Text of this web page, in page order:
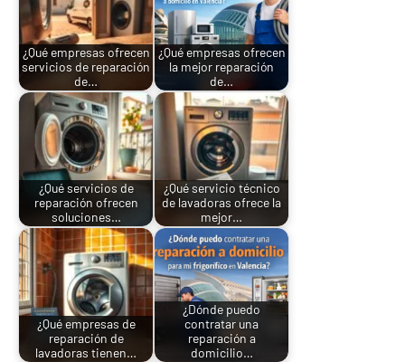
¿Qué empresas ofrecen
servicios de reparación
de…
¿Qué empresas ofrecen
la mejor reparación
de…
¿Qué servicios de
reparación ofrecen
soluciones…
¿Qué servicio técnico
de lavadoras ofrece la
mejor…
¿Qué empresas de
reparación de
lavadoras tienen…
¿Dónde puedo
contratar una
reparación a
domicilio…